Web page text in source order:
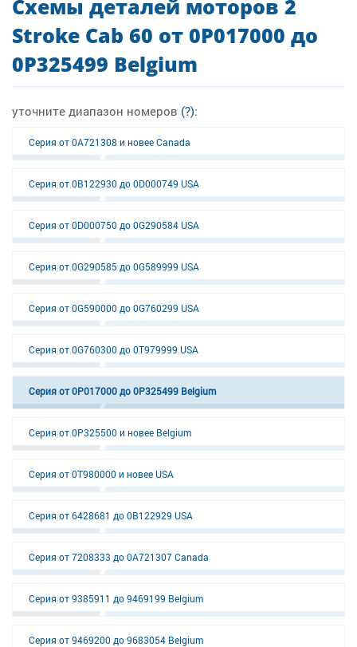
Схемы деталей моторов 2
Stroke Cab 60 от 0P017000 до
0P325499 Belgium
уточните диапазон номеров (?):
Серия от 0A721308 и новее Canada
Серия от 0B122930 до 0D000749 USA
Серия от 0D000750 до 0G290584 USA
Серия от 0G290585 до 0G589999 USA
Серия от 0G590000 до 0G760299 USA
Серия от 0G760300 до 0T979999 USA
Серия от 0P017000 до 0P325499 Belgium
Серия от 0P325500 и новее Belgium
Серия от 0T980000 и новее USA
Серия от 6428681 до 0B122929 USA
Серия от 7208333 до 0A721307 Canada
Серия от 9385911 до 9469199 Belgium
Серия от 9469200 до 9683054 Belgium